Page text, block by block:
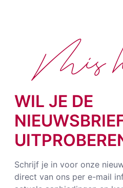
WIL JE DE
Schrijf je in voor onze
direct van ons per e-mail
Mis